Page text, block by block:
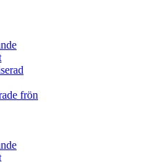
frön